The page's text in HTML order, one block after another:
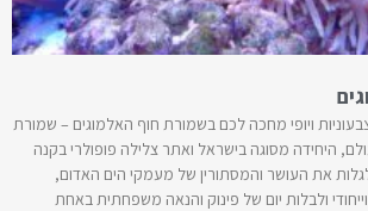
ויופי מחכה לכם בשמורת חוף האלמוגים – שמורת
היחידה מסוגה בישראל ואתר צלילה פופולרי בקנה
את העושר והמסתורין של מעמקי הים האדום,
ולבלות יום של פינוק והנאה משפחתית באחת